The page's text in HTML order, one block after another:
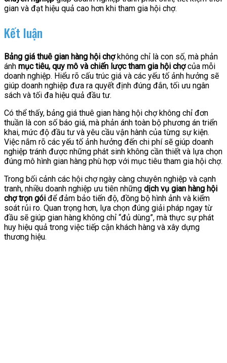
gian và đạt hiệu quả cao hơn khi tham gia hội chợ.
Kết luận
Bảng giá thuê gian hàng hội chợkhông chỉ là con số, mà phản
ánh mục tiêu, quy mô và chiến lược tham gia hội chợcủa mỗi
doanh nghiệp. Hiểu rõ cấu trúc giá và các yếu tố ảnh hưởng sẽ
giúp doanh nghiệp đưa ra quyết định đúng đắn, tối ưu ngân
sách và tối đa hiệu quả đầu tư.
Có thể thấy, bảng giá thuê gian hàng hội chợ không chỉ đơn
thuần là con số báo giá, mà phản ánh toàn bộ phương án triển
khai, mức độ đầu tư và yêu cầu vận hành của từng sự kiện.
Việc nắm rõ các yếu tố ảnh hưởng đến chi phí sẽ giúp doanh
nghiệp tránh được những phát sinh không cần thiết và lựa chọn
đúng mô hình gian hàng phù hợp với mục tiêu tham gia hội chợ.
Trong bối cảnh các hội chợ ngày càng chuyên nghiệp và cạnh
tranh, nhiều doanh nghiệp ưu tiên những dịch vụ gian hàng hội
chợ trọn gói để đảm bảo tiến độ, đồng bộ hình ảnh và kiểm
soát rủi ro. Quan trọng hơn, lựa chọn đúng giải pháp ngay từ
đầu sẽ giúp gian hàng không chỉ “đủ dùng”, mà thực sự phát
huy hiệu quả trong việc tiếp cận khách hàng và xây dựng
thương hiệu.